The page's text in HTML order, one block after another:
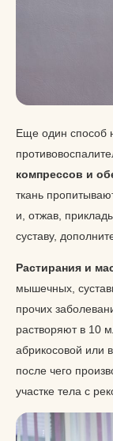
Еще один способ
компрессов и
ткань
и, отжав,
суставу,
Растирания и
мышечных,
прочих
растворяют в 10
абрикосовой или
после чего
участке тела с